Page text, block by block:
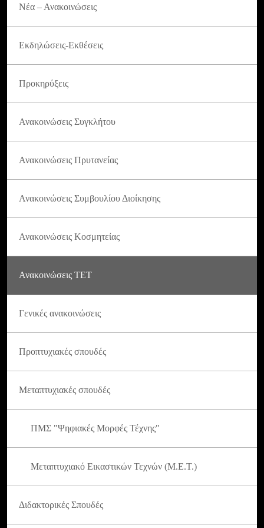
Νέα – Ανακοινώσεις
Εκδηλώσεις-Εκθέσεις
Προκηρύξεις
Ανακοινώσεις Συγκλήτου
Ανακοινώσεις Πρυτανείας
Ανακοινώσεις Συμβουλίου Διοίκησης
Ανακοινώσεις Κοσμητείας
Ανακοινώσεις ΤΕΤ
Γενικές ανακοινώσεις
Προπτυχιακές σπουδές
Μεταπτυχιακές σπουδές
ΠΜΣ "Ψηφιακές Μορφές Τέχνης"
Μεταπτυχιακό Εικαστικών Τεχνών (Μ.Ε.Τ.)
Διδακτορικές Σπουδές